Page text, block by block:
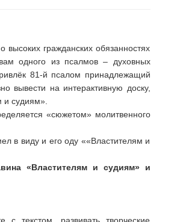
гражданских обязанностях
одного из псалмов – духовных
81-й псалом принадлежащий
вывести на интерактивную доску,
и судиям».
«сюжетом» молитвенного
в виду и его оду ««Властителям и
«Властителям и судиям» и